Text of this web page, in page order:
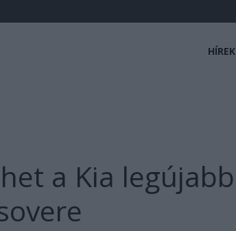
HÍREK
a Kia legújabb